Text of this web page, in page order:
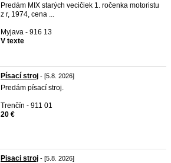
Predám MIX starých vecičiek 1. ročenka motoristu
z r, 1974, cena ...
Myjava - 916 13
V texte
Písací stroj - [5.8. 2026]
Predám písací stroj.
Trenčín - 911 01
20 €
Pisaci stroj - [5.8. 2026]